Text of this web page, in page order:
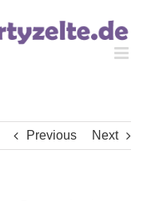
Previous Next